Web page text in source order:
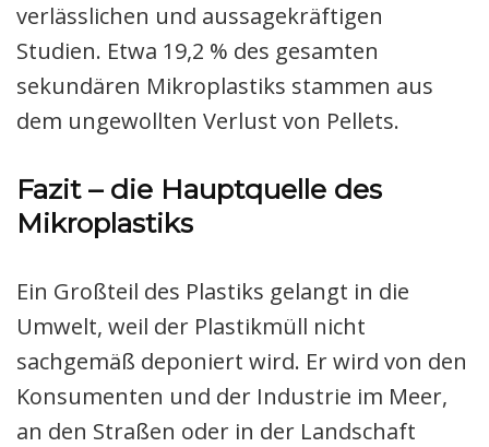
verlässlichen und aussagekräftigen
Studien. Etwa 19,2 % des gesamten
sekundären Mikroplastiks stammen aus
dem ungewollten Verlust von Pellets.
Fazit – die Hauptquelle des
Mikroplastiks
Ein Großteil des Plastiks gelangt in die
Umwelt, weil der Plastikmüll nicht
sachgemäß deponiert wird. Er wird von den
Konsumenten und der Industrie im Meer,
an den Straßen oder in der Landschaft